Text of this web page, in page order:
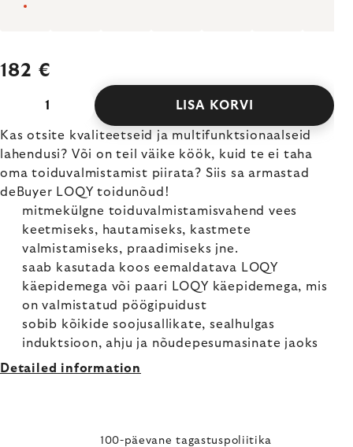
182 €
LISA KORVI
Kas otsite kvaliteetseid ja multifunktsionaalseid
lahendusi? Või on teil väike köök, kuid te ei taha
oma toiduvalmistamist piirata? Siis sa armastad
deBuyer LOQY toidunõud!
mitmekülgne toiduvalmistamisvahend vees
keetmiseks, hautamiseks, kastmete
valmistamiseks, praadimiseks jne.
saab kasutada koos eemaldatava LOQY
käepidemega või paari LOQY käepidemega, mis
on valmistatud pöögipuidust
sobib kõikide soojusallikate, sealhulgas
induktsioon, ahju ja nõudepesumasinate jaoks
Detailed information
100-päevane tagastuspoliitika